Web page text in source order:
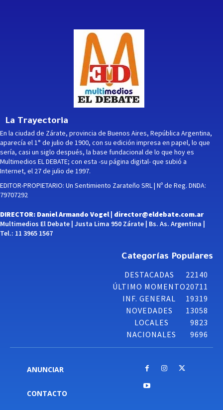
La Trayectoria
En la ciudad de Zárate, provincia de Buenos Aires, República Argentina,
aparecía el 1° de julio de 1900, con su edición impresa en papel, lo que
sería, casi un siglo después, la base fundacional de lo que hoy es
Multimedios EL DEBATE; con esta -su página digital- que subió a
Internet, el 27 de julio de 1997.
EDITOR-PROPIETARIO: Un Sentimiento Zarateño SRL | Nº de Reg. DNDA:
79707292
DIRECTOR: Daniel Armando Vogel | director@eldebate.com.ar
Multimedios El Debate | Justa Lima 950 Zárate | Bs. As. Argentina |
Tel.: 11 3965 1567
Categorías Populares
DESTACADAS
22140
ÚLTIMO MOMENTO20711
INF. GENERAL
19319
NOVEDADES
13058
LOCALES
9823
NACIONALES
9696
ANUNCIAR
CONTACTO